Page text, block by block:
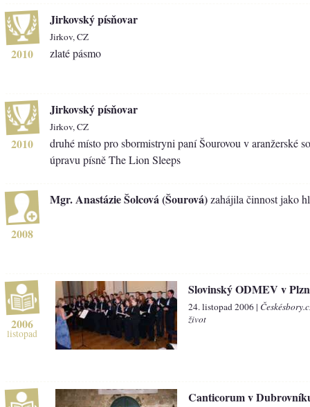
2010
Jirkovský písňovar
Jirkov, CZ
zlaté pásmo
2010
Jirkovský písňovar
Jirkov, CZ
druhé místo pro sbormistryni paní Šourovou v aranžerské
úpravu písně The Lion Sleeps
2008
Mgr. Anastázie Šolcová (Šourová)zahájila činnost jako
2006
listopad
Slovinský ODMEV v
24. listopad 2006 |
život
Canticorum v